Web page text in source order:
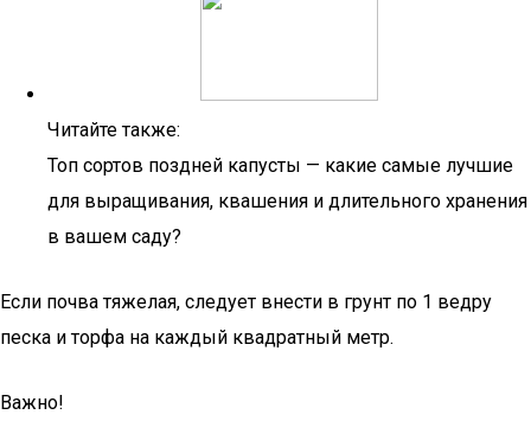
Читайте также:
Топ сортов поздней капусты — какие самые лучшие
для выращивания, квашения и длительного хранения
в вашем саду?
Если почва тяжелая, следует внести в грунт по 1 ведру
песка и торфа на каждый квадратный метр.
Важно!